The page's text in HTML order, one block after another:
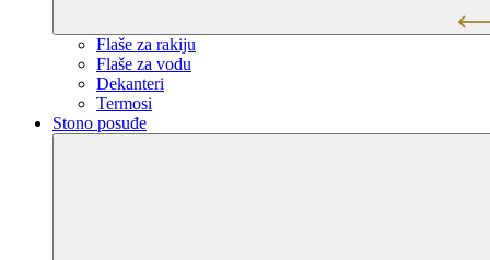
Flaše za rakiju
Flaše za vodu
Dekanteri
Termosi
Stono posuđe